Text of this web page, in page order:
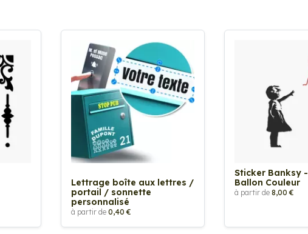
Lettrage boîte aux lettres /
portail / sonnette
personnalisé
à partir de 0,40 €
Sticker Banksy
Ballon Couleur
à partir de 8,00 €